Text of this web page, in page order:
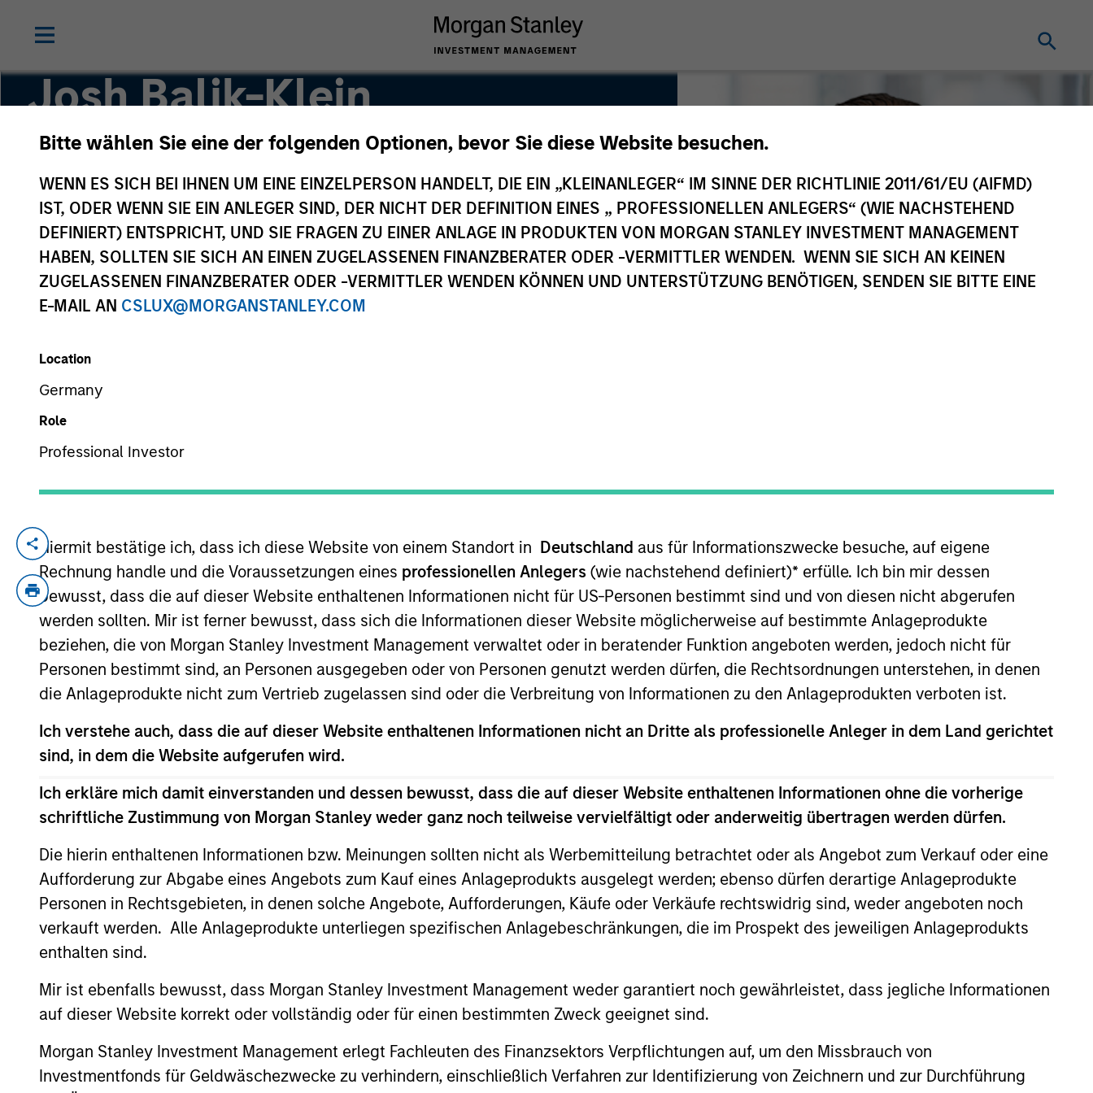
Bitte wählen Sie eine der folgenden Optionen, bevor Sie diese Website besuchen.
WENN ES SICH BEI IHNEN UM EINE EINZELPERSON HANDELT, DIE EIN „KLEINANLEGER“ IM SINNE DER RICHTLINIE 2011/61/EU (AIFMD)
IST, ODER WENN SIE EIN ANLEGER SIND, DER NICHT DER DEFINITION EINES „ PROFESSIONELLEN ANLEGERS“ (WIE NACHSTEHEND
DEFINIERT) ENTSPRICHT, UND SIE FRAGEN ZU EINER ANLAGE IN PRODUKTEN VON MORGAN STANLEY INVESTMENT MANAGEMENT
HABEN, SOLLTEN SIE SICH AN EINEN ZUGELASSENEN FINANZBERATER ODER -VERMITTLER WENDEN. WENN SIE SICH AN KEINEN
ZUGELASSENEN FINANZBERATER ODER -VERMITTLER WENDEN KÖNNEN UND UNTERSTÜTZUNG BENÖTIGEN, SENDEN SIE BITTE EINE
E-MAIL AN CSLUX@MORGANSTANLEY.COM
Location
Germany
Role
Professional Investor
Hiermit bestätige ich, dass ich diese Website von einem Standort in Deutschland aus für Informationszwecke besuche, auf eigene
Rechnung handle und die Voraussetzungen eines professionellen Anlegers (wie nachstehend definiert)* erfülle. Ich bin mir dessen
bewusst, dass die auf dieser Website enthaltenen Informationen nicht für US-Personen bestimmt sind und von diesen nicht abgerufen
werden sollten. Mir ist ferner bewusst, dass sich die Informationen dieser Website möglicherweise auf bestimmte Anlageprodukte
beziehen, die von Morgan Stanley Investment Management verwaltet oder in beratender Funktion angeboten werden, jedoch nicht für
Personen bestimmt sind, an Personen ausgegeben oder von Personen genutzt werden dürfen, die Rechtsordnungen unterstehen, in denen
die Anlageprodukte nicht zum Vertrieb zugelassen sind oder die Verbreitung von Informationen zu den Anlageprodukten verboten ist.
Ich verstehe auch, dass die auf dieser Website enthaltenen Informationen nicht an Dritte als professionelle Anleger in dem Land gerichtet
sind, in dem die Website aufgerufen wird.
Ich erkläre mich damit einverstanden und dessen bewusst, dass die auf dieser Website enthaltenen Informationen ohne die vorherige
schriftliche Zustimmung von Morgan Stanley weder ganz noch teilweise vervielfältigt oder anderweitig übertragen werden dürfen.
Die hierin enthaltenen Informationen bzw. Meinungen sollten nicht als Werbemitteilung betrachtet oder als Angebot zum Verkauf oder eine
Aufforderung zur Abgabe eines Angebots zum Kauf eines Anlageprodukts ausgelegt werden; ebenso dürfen derartige Anlageprodukte
Personen in Rechtsgebieten, in denen solche Angebote, Aufforderungen, Käufe oder Verkäufe rechtswidrig sind, weder angeboten noch
verkauft werden. Alle Anlageprodukte unterliegen spezifischen Anlagebeschränkungen, die im Prospekt des jeweiligen Anlageprodukts
enthalten sind.
Mir ist ebenfalls bewusst, dass Morgan Stanley Investment Management weder garantiert noch gewährleistet, dass jegliche Informationen
auf dieser Website korrekt oder vollständig oder für einen bestimmten Zweck geeignet sind.
Morgan Stanley Investment Management erlegt Fachleuten des Finanzsektors Verpflichtungen auf, um den Missbrauch von
Investmentfonds für Geldwäschezwecke zu verhindern, einschließlich Verfahren zur Identifizierung von Zeichnern und zur Durchführung
Josh Balik-Klein
Head of Human Capital Management
YEARS OF INDUSTRY EXPERIENCE
21 Years
Josh is head of human capital management and a member of the Morgan Stanley Investment Management Operating Committee.
He joined Morgan Stanley in 2005 and has held a number of senior human resources roles with the Firm, including for the Private
Bank, Private Wealth Management and Morgan Stanley Investment Management Private Markets.
Prior to joining Morgan Stanley, Josh managed an outpatient clinic at Memorial Sloan Kettering Cancer Center. He has over 15
years of human resources experience.
Josh has a BS in psychology from Duke University and an MA in organizational psychology from Teachers College, Columbia
University.
May not represent all Team Members.
The information on this page is for informational purposes only. The information contained herein does not constitute and should not be construed as an
purchase or sale would be unlawful under the securities, insurance or other laws of such jurisdiction.
All investing involves risks, including a loss of principal.
Please refer to the strategy detail page for important information on the strategy, including additional risk considerations.
Morgan Stanley
Morgan Stanley Careers